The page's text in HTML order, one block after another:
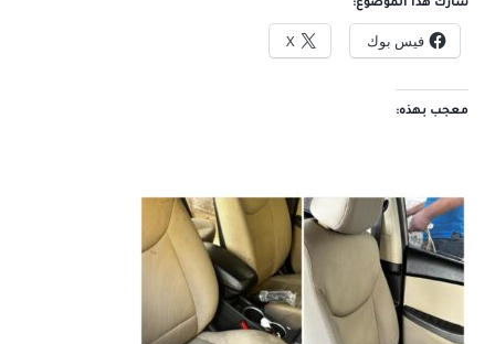
شارك هذا الموضوع:
فيس بوك X
معجب بهذه: